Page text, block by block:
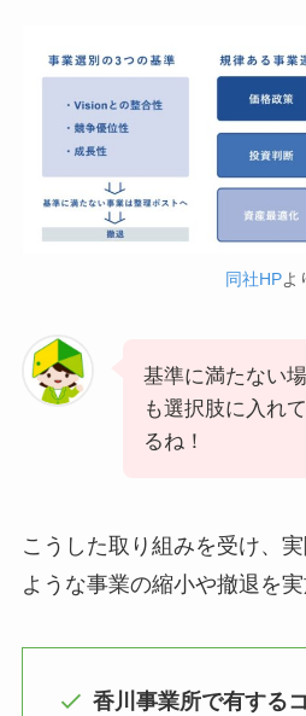
同社HPよ
基準に満たない
も選択肢に入れ
るね！
こうした取り組みを受け、
ような事業の縮小や撤退を実
香川事業所で有する